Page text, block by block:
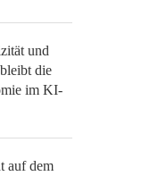
und
die
im KI-
auf dem